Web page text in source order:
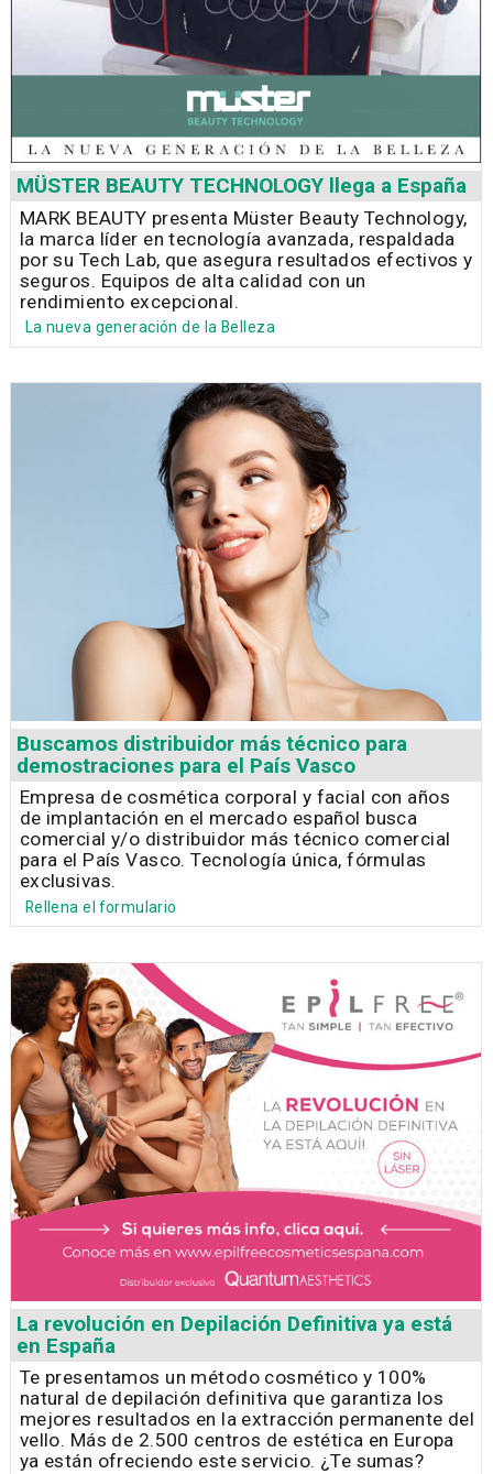
MÜSTER BEAUTY TECHNOLOGY llega a España
MARK BEAUTY presenta Müster Beauty Technology,
la marca líder en tecnología avanzada, respaldada
por su Tech Lab, que asegura resultados efectivos y
seguros. Equipos de alta calidad con un
rendimiento excepcional.
La nueva generación de la Belleza
Buscamos distribuidor más técnico para
demostraciones para el País Vasco
Empresa de cosmética corporal y facial con años
de implantación en el mercado español busca
comercial y/o distribuidor más técnico comercial
para el País Vasco. Tecnología única, fórmulas
exclusivas.
Rellena el formulario
La revolución en Depilación Definitiva ya está
en España
Te presentamos un método cosmético y 100%
natural de depilación definitiva que garantiza los
mejores resultados en la extracción permanente del
vello. Más de 2.500 centros de estética en Europa
ya están ofreciendo este servicio. ¿Te sumas?